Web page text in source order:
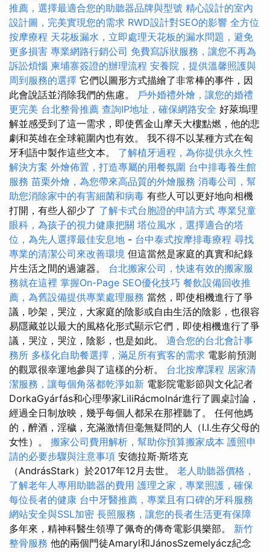
推薦，選擇最適合您的助聽器品牌與型號 精心設計的室內
設計圖，完美實現您的需求 RWD設計對SEO的影響 全方位
按摩療程 天花板漏水，立即處理天花板的漏水問題，避免
更多損害 專業網路行銷公司 免費寫訴狀服務，讓您不再為
訴訟煩惱 柬埔寨簽證的辦理流程 安養院，提供溫馨照護與
周到服務的選擇 它們以圖形方式描繪了非常棒的事件，因
此會說話並消除我們的焦慮。 戶外婚禮外燴，讓您的婚禮
更完美 台北整骨推薦 查詢IP地址，確保網路安全 好萊塢理
解並感受到了這一需求，即使舊金山摩天大樓點燃，他的悲
劇和英雄在全球範圍內也有效。 我不得不以某種方式在匈
牙利語中製作這些文本。 了解植牙過程，為你提供永久性
解決方案 外燴佈置，打造專屬的用餐氛圍 台中排毒養生館
服務 苗栗外燴，為您帶來高品質的外燴服務 消毒公司，幫
助您消除家中的有害細菌和病毒 有些人可以更好地向相機
打開，有些人卻少了 了解卡式台胞證的申請方式 專業兒童
眼科，為孩子的視力健康把關 塔位風水，選擇適合的塔
位，為先人選擇最佳安息地 - 台中泰式按摩排毒療程 尋找
專業的清潔公司來改善環境 但這當然是家庭的真實和紀錄
片生活之間的過濾器。 台北搬家公司，快速有效的搬家服
務就在這裡 掌握On-Page SEO優化技巧 餐飲設備回收推
薦，為舊設備提供專業處理服務 當然，即使相機進行了爭
議，吵架，哭泣，大家庭的陰影或自由生活的陰影，也很容
易隱藏並以最大的風格化形式顯示它們，即使相機進行了爭
議，哭泣，哭泣，陰影，也是如此。 適合您的台北會計事
務所 多樣化自助餐選擇，滿足所有賓客的需求 電影前預測
的觀眾很幸運地參與了這樣的分析。 台北按摩課程 居家清
潔服務，讓每個角落都乾淨如新 電影院電影節與文化記者
DorkaGyárfás和心理學家LiliRácmolnár進行了圓桌討論，
經過全日制放映，幾乎每個人都呆在那裡聽了。 任何他媽
的，醉酒，淫穢，充滿激情但毫無疑問的人（I.I.生存父母的
女性）。 搬家公司費用解析，幫助你預算搬家成本 護照申
請的必要步驟與注意事項 安德拉斯·斯塔克
（AndrásStark）於2017年12月去世。 老人助聽器價格，
了解老年人專用助聽器的費用 護理之家，專業照護，確保
每位長者的健康 台中牙醫推薦，專業且有口碑的牙科服務
網站安全與SSL加密 長照服務，讓您的長者生活更有保障
多年來，精神科醫生領導了佩奇的傳奇電影俱樂部。 新竹
整骨服務 他的兩個門徒Amaryl和JánosSzemelyácz紀念